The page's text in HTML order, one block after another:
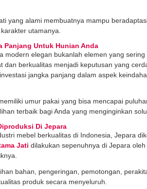
yang alami membuatnya mampu
utamanya.
Panjang Untuk Hunian Anda
modern elegan bukanlah elemen yang
dan berkualitas menjadi keputusan yang
jangka panjang dalam aspek
umur pakai yang bisa mencapai
terbaik bagi Anda yang menginginkan
Di Jepara
mebel berkualitas di Indonesia, Jepara
Jati dilakukan sepenuhnya di Jepara
bahan, pengeringan, pemotongan,
produk secara menyeluruh.